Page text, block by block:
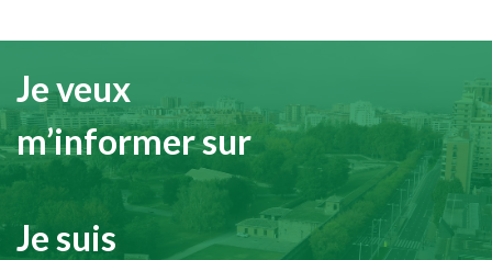
Je veux
m’informer sur
Je suis